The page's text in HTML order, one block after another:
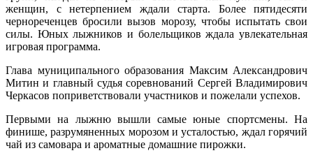
женщин, с нетерпением ждали старта. Более пятидесяти
чернореченцев бросили вызов морозу, чтобы испытать свои
силы. Юных лыжников и болельщиков ждала увлекательная
игровая программа.
Глава муниципального образования Максим Александрович
Митин и главный судья соревнований Сергей Владимирович
Черкасов поприветствовали участников и пожелали успехов.
Первыми на лыжню вышли самые юные спортсмены. На
финише, разрумяненных морозом и усталостью, ждал горячий
чай из самовара и ароматные домашние пирожки.